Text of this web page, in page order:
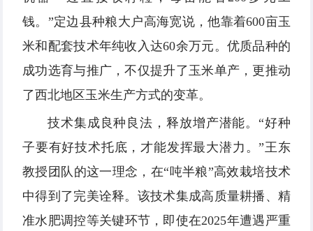
钱。”定边县种粮大户高海宽说，他靠着600亩玉
米和配套技术年纯收入达60余万元。优质品种的
成功选育与推广，不仅提升了玉米单产，更推动
了西北地区玉米生产方式的变革。
技术集成良种良法，释放增产潜能。“好种
子要有好技术托底，才能发挥最大潜力。”王东
教授团队的这一理念，在“吨半粮”高效栽培技术
中得到了完美诠释。该技术集成高质量耕播、精
准水肥调控等关键环节，即使在2025年遭遇严重